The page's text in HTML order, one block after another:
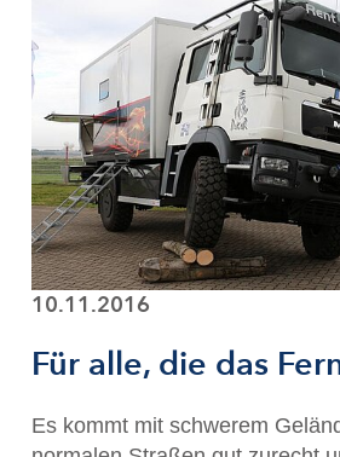
10.11.2016
Für alle, die das
Es kommt mit schwerem